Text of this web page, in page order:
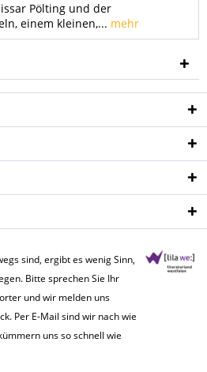
Pölting und der
einem kleinen,... mehr
sind, ergibt es wenig Sinn,
Bitte sprechen Sie Ihr
und wir melden uns
Per E-Mail sind wir nach wie
uns so schnell wie